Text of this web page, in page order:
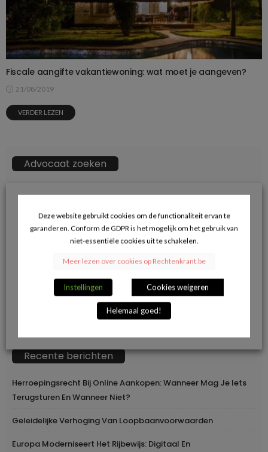
Fiscale aangifte vakantiewoning: wat moet je aangeven?
21/08/2019
VERDER LEZEN
Advocaat zoeken
naar:
→ Klik hier voor opname in de advocatendatabase.
Volg ons op Facebook en blijf op de hoogte
van de juridische actualiteit.
Recente berichten
Herroepingsrecht Bij Online Aankopen: Wanneer Mag Je Iets
Terugsturen En Wanneer Niet?
Geleidelijke Verhoging Van Loopbaanvoorwaarden
Europa Moderniseert Het Rijbewijs: Digitaal En
Deze website gebruikt cookies om de functionaliteit ervan te
garanderen. Conform de GDPR is het mogelijk om het gebruik van
niet-essentiële cookies uit te schakelen.
Meer lezen over cookies op Rechtenkrant.be
Instellingen Cookies weigeren
Helemaal goed!